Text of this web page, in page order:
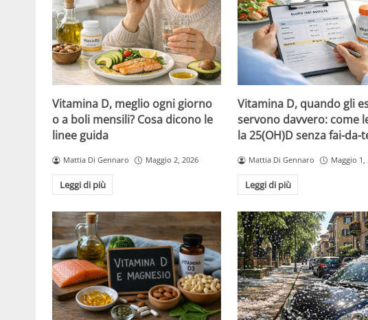
Vitamina D, meglio ogni giorno
o a boli mensili? Cosa dicono le
linee guida
Mattia Di Gennaro Maggio 2, 2026
Leggi di più
Vitamina D, quando gli
servono davvero: come
la 25(OH)D senza fai-da-
Mattia Di Gennaro Maggio 1,
Leggi di più